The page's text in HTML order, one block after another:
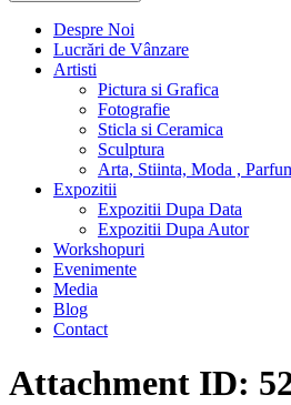
Despre Noi
Lucrări de Vânzare
Artisti
Pictura si Grafica
Fotografie
Sticla si Ceramica
Sculptura
Arta, Stiinta, Moda ,
Expozitii
Expozitii Dupa Data
Expozitii Dupa Autor
Workshopuri
Evenimente
Media
Blog
Contact
Attachment ID: